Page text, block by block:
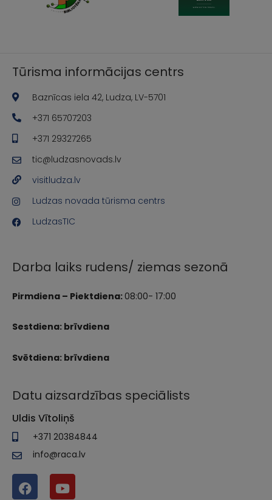
Tūrisma informācijas centrs
Baznīcas iela 42, Ludza, LV-5701
+371 65707203
+371 29327265
tic@ludzasnovads.lv
visitludza.lv
Ludzas novada tūrisma centrs
LudzasTIC
Darba laiks rudens/ ziemas sezonā
Pirmdiena – Piektdiena:08:00- 17:00
Sestdiena: brīvdiena
Svētdiena: brīvdiena
Datu aizsardzības speciālists
Uldis Vītoliņš
+371 20384844
info@raca.lv